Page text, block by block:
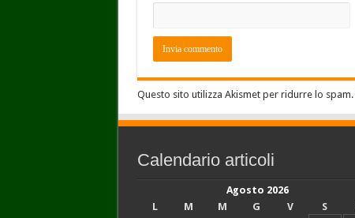
Questo sito utilizza Akismet per ridurre lo spam.
Calendario articoli
Agosto 2026
L
M M G V S